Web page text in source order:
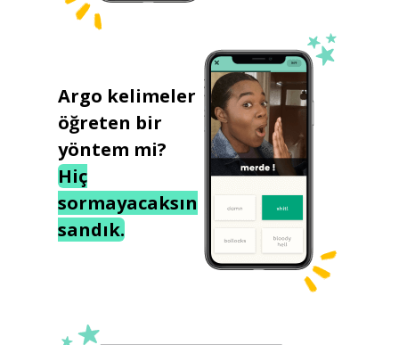
Argo kelimeler
öğreten bir
yöntem mi?
Hiç
sormayacaksın
sandık.